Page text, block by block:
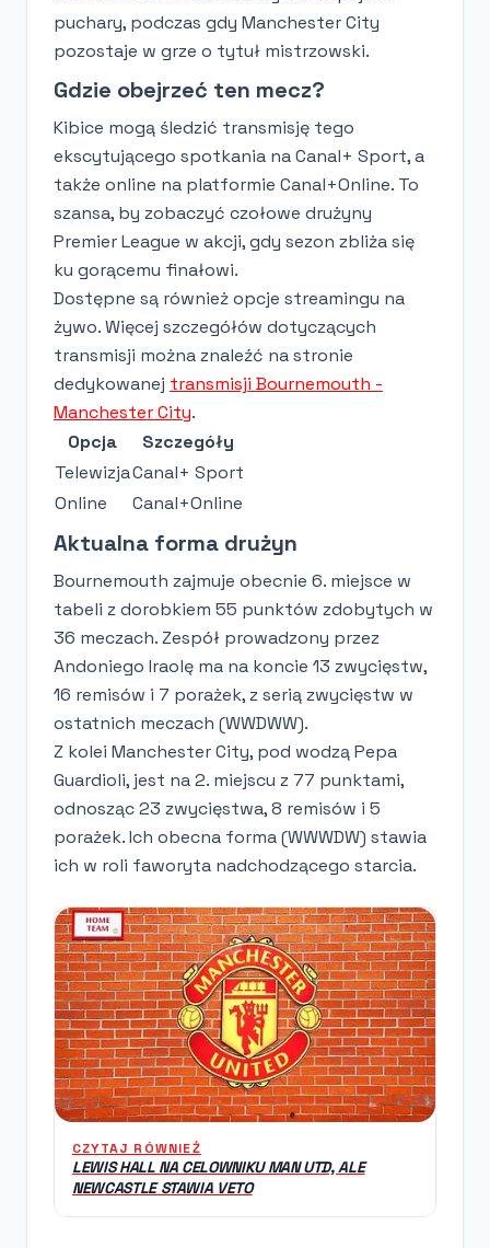
puchary, podczas gdy Manchester City
pozostaje w grze o tytuł mistrzowski.
Gdzie obejrzeć ten mecz?
Kibice mogą śledzić transmisję tego
ekscytującego spotkania na Canal+ Sport, a
także online na platformie Canal+Online. To
szansa, by zobaczyć czołowe drużyny
Premier League w akcji, gdy sezon zbliża się
ku gorącemu finałowi.
Dostępne są również opcje streamingu na
żywo. Więcej szczegółów dotyczących
transmisji można znaleźć na stronie
dedykowanej transmisji Bournemouth -
Manchester City.
Opcja
Szczegóły
TelewizjaCanal+ Sport
Online
Canal+Online
Aktualna forma drużyn
Bournemouth zajmuje obecnie 6. miejsce w
tabeli z dorobkiem 55 punktów zdobytych w
36 meczach. Zespół prowadzony przez
Andoniego Iraolę ma na koncie 13 zwycięstw,
16 remisów i 7 porażek, z serią zwycięstw w
ostatnich meczach (WWDWW).
Z kolei Manchester City, pod wodzą Pepa
Guardioli, jest na 2. miejscu z 77 punktami,
odnosząc 23 zwycięstwa, 8 remisów i 5
porażek. Ich obecna forma (WWWDW) stawia
ich w roli faworyta nadchodzącego starcia.
CZYTAJ RÓWNIEŻ
LEWIS HALL NA CELOWNIKU MAN UTD, ALE
NEWCASTLE STAWIA VETO